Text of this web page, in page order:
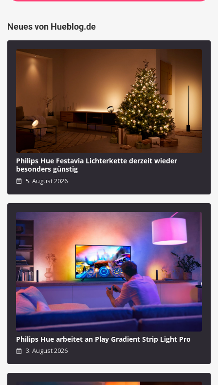
Neues von Hueblog.de
Philips Hue Festavia Lichterkette derzeit wieder
besonders günstig
5. August 2026
Philips Hue arbeitet an Play Gradient Strip Light Pro
3. August 2026